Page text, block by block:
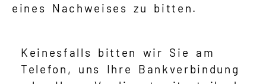
eines Nachweises zu bitten.
Keinesfalls bitten wir Sie am
Telefon, uns Ihre Bankverbindung